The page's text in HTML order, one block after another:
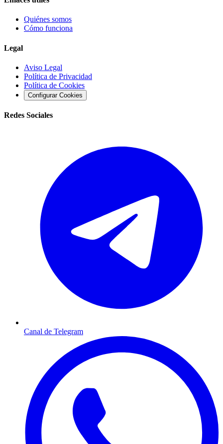
Quiénes somos
Cómo funciona
Legal
Aviso Legal
Política de Privacidad
Política de Cookies
Configurar Cookies
Redes Sociales
Canal de Telegram